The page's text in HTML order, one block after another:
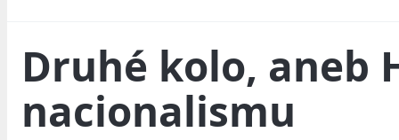
Druhé kolo, aneb
nacionalismu